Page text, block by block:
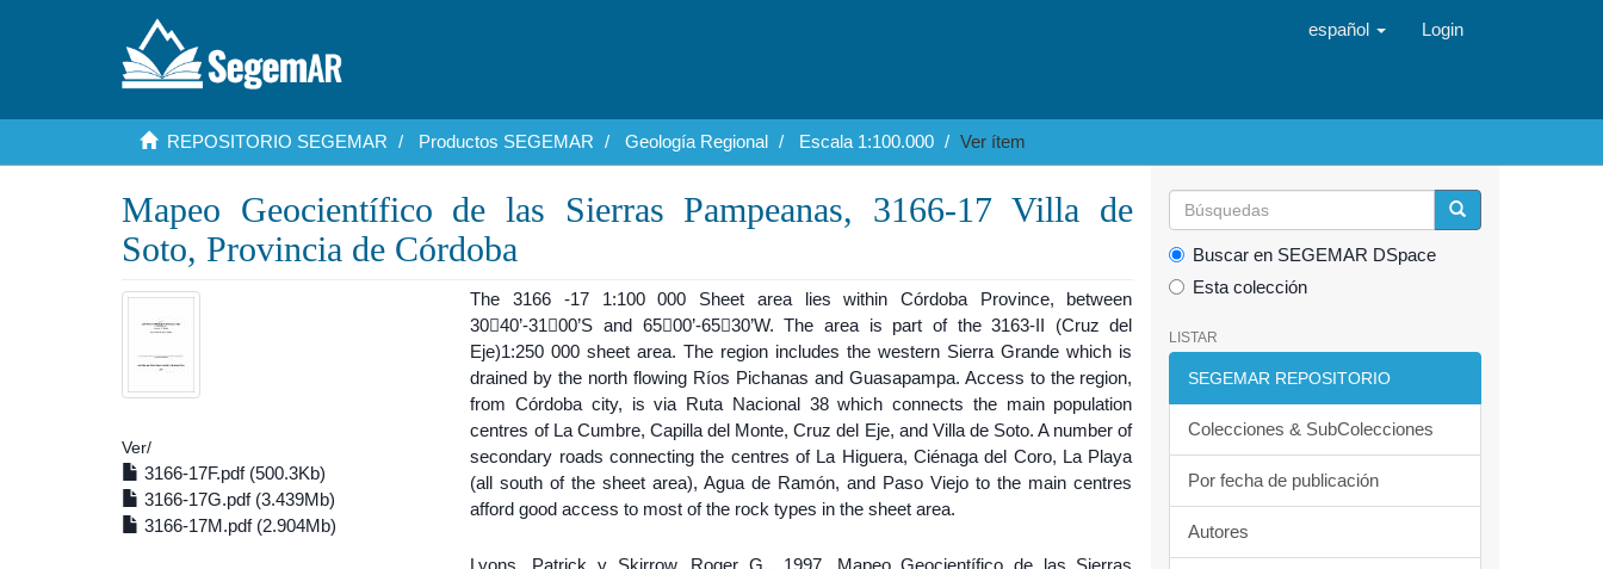
español Login
REPOSITORIO SEGEMAR Productos SEGEMAR Geología Regional Escala 1:100.000 Ver ítem
Mapeo Geocientífico de las Sierras Pampeanas, 3166-17 Villa de
Soto, Provincia de Córdoba
Ver/
3166-17F.pdf (500.3Kb)
3166-17G.pdf (3.439Mb)
3166-17M.pdf (2.904Mb)
The 3166 -17 1:100 000 Sheet area lies within Córdoba Province, between
3040’-3100’S and 6500’-6530’W. The area is part of the 3163-II (Cruz del
Eje)1:250 000 sheet area. The region includes the western Sierra Grande which is
drained by the north flowing Ríos Pichanas and Guasapampa. Access to the region,
from Córdoba city, is via Ruta Nacional 38 which connects the main population
centres of La Cumbre, Capilla del Monte, Cruz del Eje, and Villa de Soto. A number of
secondary roads connecting the centres of La Higuera, Ciénaga del Coro, La Playa
(all south of the sheet area), Agua de Ramón, and Paso Viejo to the main centres
afford good access to most of the rock types in the sheet area.
Lyons, Patrick y Skirrow, Roger G., 1997. Mapeo Geocientífico de las Sierras
Buscar en SEGEMAR DSpace
Esta colección
LISTAR
SEGEMAR REPOSITORIO
Colecciones & SubColecciones
Por fecha de publicación
Autores